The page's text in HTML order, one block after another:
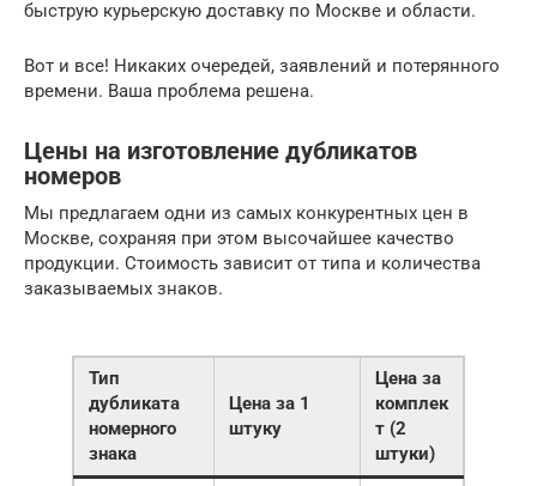
быструю курьерскую доставку по Москве и области.
Вот и все! Никаких очередей, заявлений и потерянного
времени. Ваша проблема решена.
Цены на изготовление дубликатов
номеров
Мы предлагаем одни из самых конкурентных цен в
Москве, сохраняя при этом высочайшее качество
продукции. Стоимость зависит от типа и количества
заказываемых знаков.
Тип
дубликата
номерного
знака
Цена за 1
штуку
Цена за
комплек
т (2
штуки)